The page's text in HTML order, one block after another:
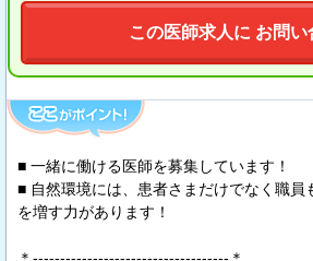
この医師求人に お問い
■ 一緒に働ける医師を募集しています！
■ 自然環境には、患者さまだけでなく職員
を増す力があります！